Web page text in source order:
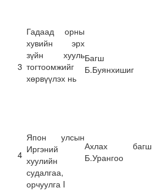
3
Гадаад орны
хувийн эрх
зүйн хууль
тогтоомжийг
хөрвүүлэх нь
Багш
Б.Буянхишиг
4
Япон улсын
Иргэний
хуулийн
судалгаа,
орчуулга I
Ахлах багш
Б.Урангоо